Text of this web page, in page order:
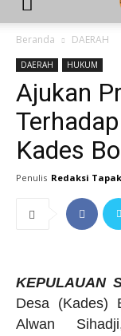
Beranda DAERAH
DAERAH HUKUM
Ajukan
Kades
Penulis Redaksi
KEPULAUAN
Desa (Kades)
Alwan